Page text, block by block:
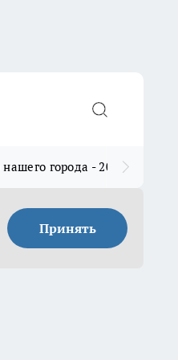
нашего города - 2025
Принять